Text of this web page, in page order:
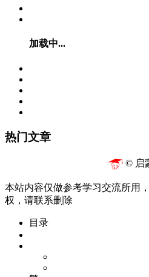
加载中...
热门文章
© 启
本站内容仅做参考学习交流所用
权，请联系删除
目录